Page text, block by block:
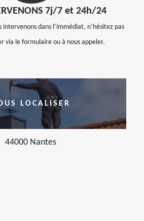
7j/7 et 24h/24
intervenons dans l’immédiat, n’hésitez pas
via le formulaire ou à nous appeler.
LOCALISER
44000 Nantes